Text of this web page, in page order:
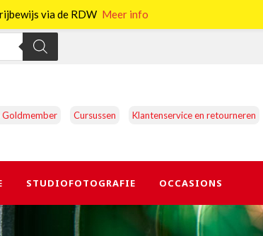
Goldmember Cursussen Klantenservice en retourneren
STUDIOFOTOGRAFIE OCCASIONS
via de RDW Meer info